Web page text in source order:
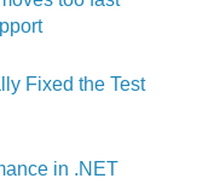
Fixed the Test
in .NET